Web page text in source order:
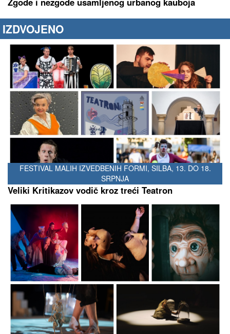
IZDVOJENO
FESTIVAL MALIH IZVEDBENIH FORMI, SILBA, 13. DO 18.
SRPNJA
Veliki Kritikazov vodič kroz treći Teatron